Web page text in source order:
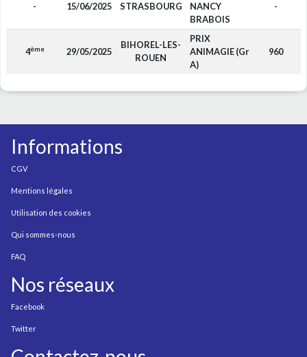
- 15/06/2025 STRASBOURG
NANCY
BRABOIS
-
4ème 29/05/2025
BIHOREL-LES-
ROUEN
PRIX
ANIMAGIE (Gr
A)
960
Informations
CGV
Mentions légales
Utilisation des cookies
Qui sommes-nous
FAQ
Nos réseaux
Facebook
Twitter